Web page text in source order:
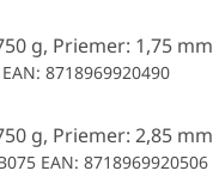
g, Priemer: 1,75 mm
EAN: 8718969920490
g, Priemer: 2,85 mm
EAN: 8718969920506